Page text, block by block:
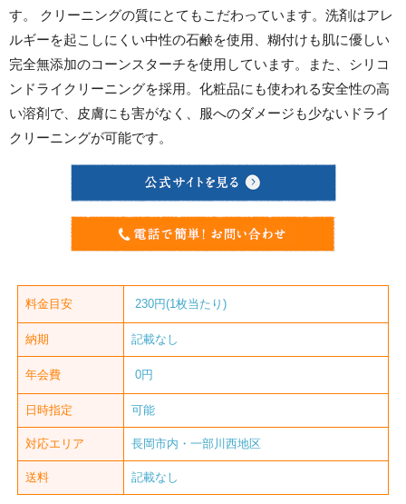
す。 クリーニングの質にとてもこだわっています。洗剤はアレ
ルギーを起こしにくい中性の石鹸を使用、糊付けも肌に優しい
完全無添加のコーンスターチを使用しています。また、シリコ
ンドライクリーニングを採用。化粧品にも使われる安全性の高
い溶剤で、皮膚にも害がなく、服へのダメージも少ないドライ
クリーニングが可能です。
料金目安 230円(1枚当たり)
納期 記載なし
年会費 0円
日時指定 可能
対応エリア 長岡市内・一部川西地区
送料 記載なし